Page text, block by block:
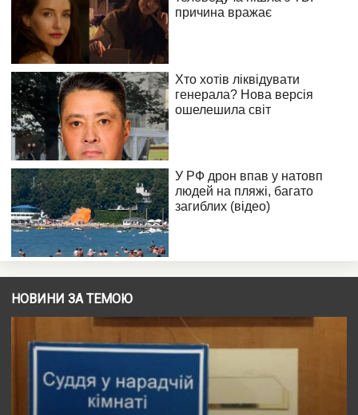
НОВИНИ ЗА ТЕМОЮ